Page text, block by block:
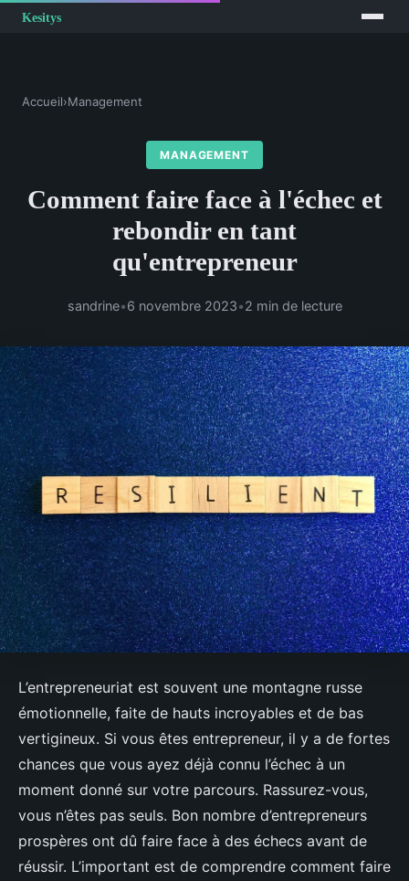
Accueil›Management
MANAGEMENT
Comment faire face à l'échec et
rebondir en tant
qu'entrepreneur
sandrine•6 novembre 2023•2 min de lecture
L’entrepreneuriat est souvent une montagne russe
émotionnelle, faite de hauts incroyables et de bas
vertigineux. Si vous êtes entrepreneur, il y a de fortes
chances que vous ayez déjà connu l’échec à un
moment donné sur votre parcours. Rassurez-vous,
vous n’êtes pas seuls. Bon nombre d’entrepreneurs
prospères ont dû faire face à des échecs avant de
réussir. L’important est de comprendre comment faire